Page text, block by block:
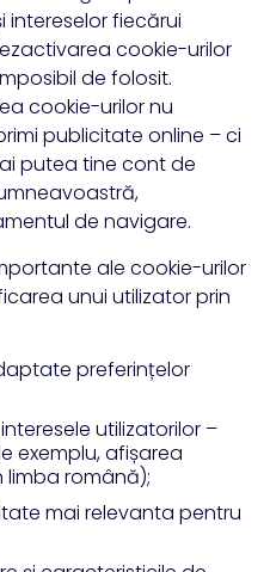
fiecărui
cookie-urilor
de folosit.
cookie-urilor nu
publicitate online – ci
putea tine cont de
de navigare.
ale cookie-urilor
unui utilizator prin
preferințelor
utilizatorilor –
exemplu, afișarea
limba română);
mai relevanta pentru